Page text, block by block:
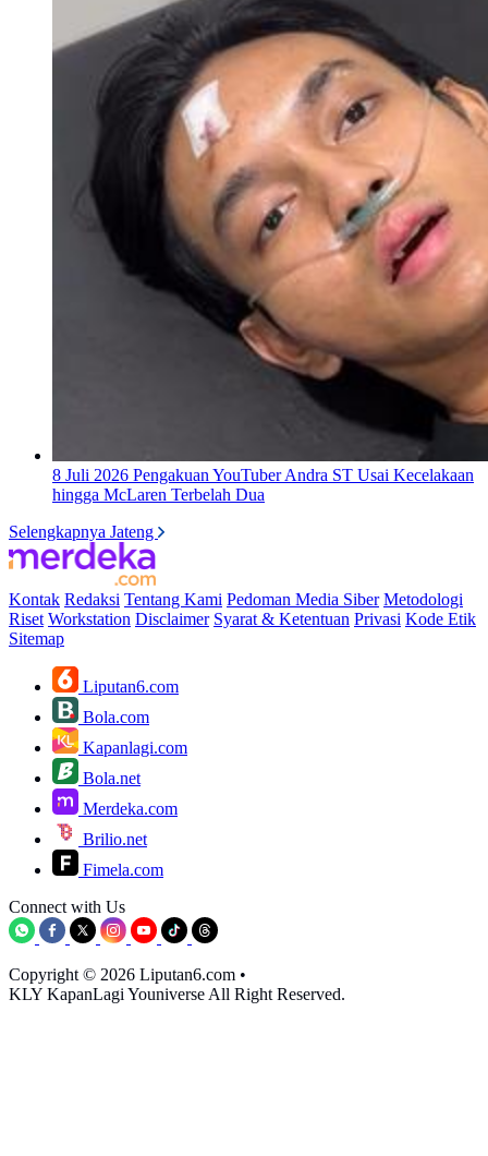
8 Juli 2026 Pengakuan YouTuber Andra ST Usai Kecelakaan
hingga McLaren Terbelah Dua
Selengkapnya Jateng
Kontak Redaksi Tentang Kami Pedoman Media Siber Metodologi
Riset Workstation Disclaimer Syarat & Ketentuan Privasi Kode Etik
Sitemap
Liputan6.com
Bola.com
Kapanlagi.com
Bola.net
Merdeka.com
Brilio.net
Fimela.com
Connect with Us
Copyright © 2026 Liputan6.com •
KLY KapanLagi Youniverse All Right Reserved.